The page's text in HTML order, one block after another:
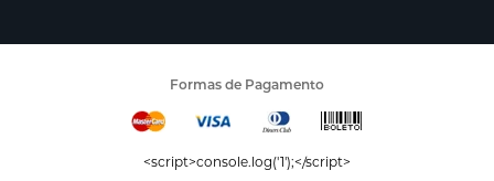
Formas de Pagamento
<script>console.log('1');</script>